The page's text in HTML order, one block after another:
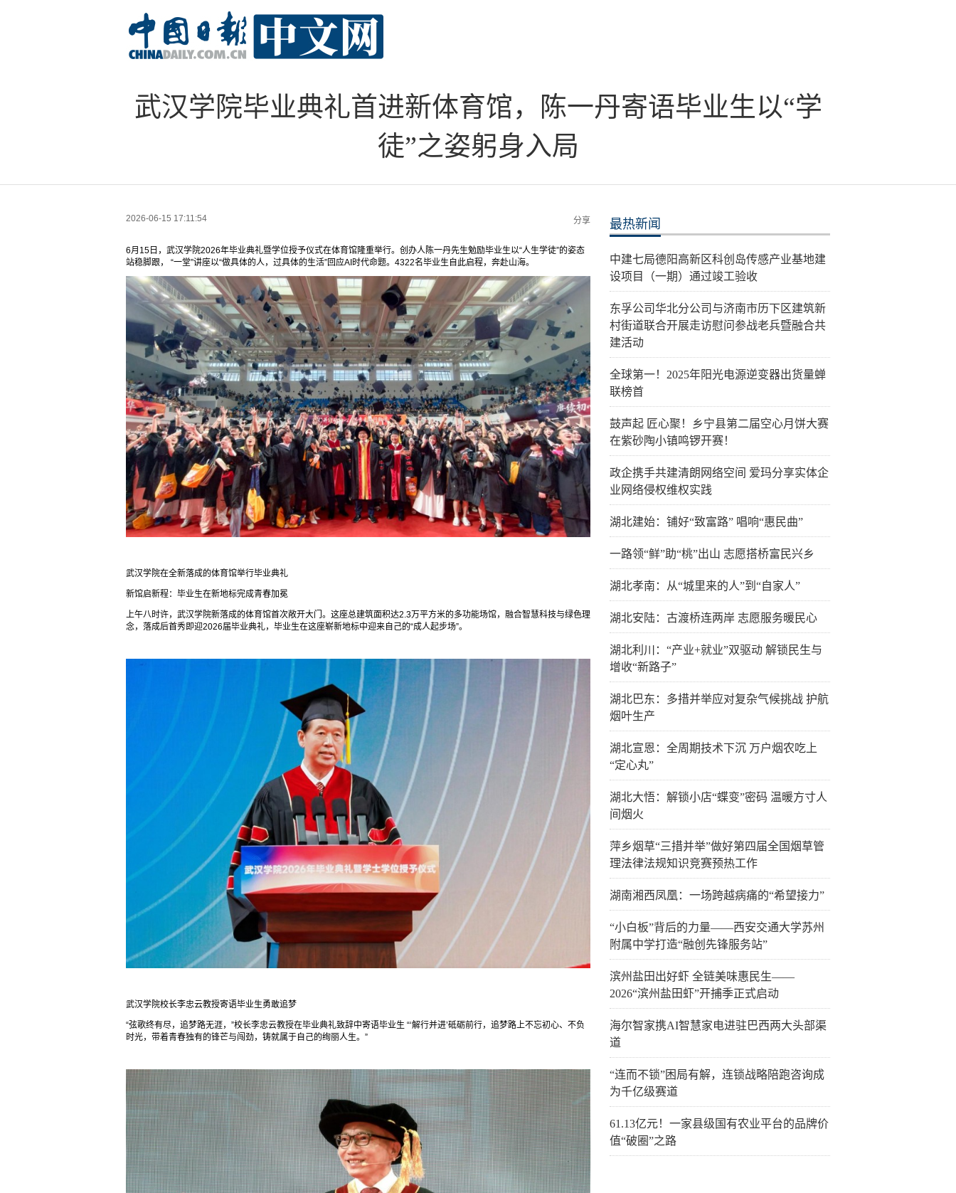
武汉学院毕业典礼首进新体育馆，陈一丹寄语毕业生以“学
徒”之姿躬身入局
2026-06-15 17:11:54 分享
6月15日，武汉学院2026年毕业典礼暨学位授予仪式在体育馆隆重举行。创办人陈一丹先生勉励毕业生以“人生学徒”的姿态
站稳脚跟， “一堂”讲座以“做具体的人，过具体的生活”回应AI时代命题。4322名毕业生自此启程，奔赴山海。
武汉学院在全新落成的体育馆举行毕业典礼
新馆启新程：毕业生在新地标完成青春加冕
上午八时许，武汉学院新落成的体育馆首次敞开大门。这座总建筑面积达2.3万平方米的多功能场馆，融合智慧科技与绿色理
念，落成后首秀即迎2026届毕业典礼，毕业生在这座崭新地标中迎来自己的“成人起步场”。
武汉学院校长李忠云教授寄语毕业生勇敢追梦
“弦歌终有尽，追梦路无涯，”校长李忠云教授在毕业典礼致辞中寄语毕业生 “‘解行并进’砥砺前行，追梦路上不忘初心、不负
时光，带着青春独有的锋芒与闯劲，铸就属于自己的绚丽人生。”
最热新闻
中建七局德阳高新区科创岛传感产业基地建
设项目（一期）通过竣工验收
东孚公司华北分公司与济南市历下区建筑新
村街道联合开展走访慰问参战老兵暨融合共
建活动
全球第一！2025年阳光电源逆变器出货量蝉
联榜首
鼓声起 匠心聚！乡宁县第二届空心月饼大赛
在紫砂陶小镇鸣锣开赛！
政企携手共建清朗网络空间 爱玛分享实体企
业网络侵权维权实践
湖北建始：铺好“致富路” 唱响“惠民曲”
一路领“鲜”助“桃”出山 志愿搭桥富民兴乡
湖北孝南：从“城里来的人”到“自家人”
湖北安陆：古渡桥连两岸 志愿服务暖民心
湖北利川：“产业+就业”双驱动 解锁民生与
增收“新路子”
湖北巴东：多措并举应对复杂气候挑战 护航
烟叶生产
湖北宣恩：全周期技术下沉 万户烟农吃上
“定心丸”
湖北大悟：解锁小店“蝶变”密码 温暖方寸人
间烟火
萍乡烟草“三措并举”做好第四届全国烟草管
理法律法规知识竞赛预热工作
湖南湘西凤凰：一场跨越病痛的“希望接力”
“小白板”背后的力量——西安交通大学苏州
附属中学打造“融创先锋服务站”
滨州盐田出好虾 全链美味惠民生——
2026“滨州盐田虾”开捕季正式启动
海尔智家携AI智慧家电进驻巴西两大头部渠
道
“连而不锁”困局有解，连锁战略陪跑咨询成
为千亿级赛道
61.13亿元！一家县级国有农业平台的品牌价
值“破圈”之路